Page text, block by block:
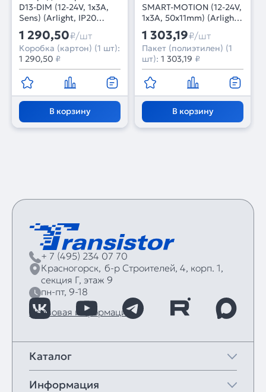
D13-DIM (12-24V, 1x3A,
Sens) (Arlight, IP20
Пластик, 5 лет)
1 290,50₽/шт
Коробка (картон) (1 шт):
1 290,50 ₽
В корзину
SMART-MOTION (12-24V,
1х3А, 50x11mm) (Arlight,
IP20 Пластик, 5 лет)
1 303,19₽/шт
Пакет (полиэтилен) (1
шт): 1 303,19 ₽
В корзину
+ 7 (495) 234 07 70
Красногорск, б‑р Строителей, 4, корп. 1,
секция Г, этаж 9
пн-пт, 9-18
Правовая информация
Каталог
Информация